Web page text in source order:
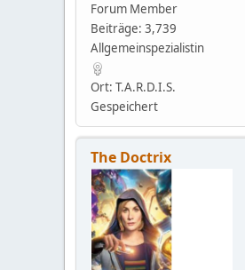
Forum Member
Beiträge: 3,739
Allgemeinspezialistin
Ort: T.A.R.D.I.S.
Gespeichert
The Doctrix